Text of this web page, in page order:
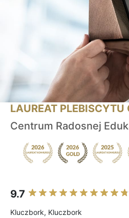
LAUREAT PLEBISCYTU
Centrum Radosnej
9.7
Kluczbork, Kluczbork